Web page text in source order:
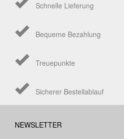
Schnelle Lieferung
Bequeme Bezahlung
Treuepunkte
Sicherer Bestellablauf
NEWSLETTER